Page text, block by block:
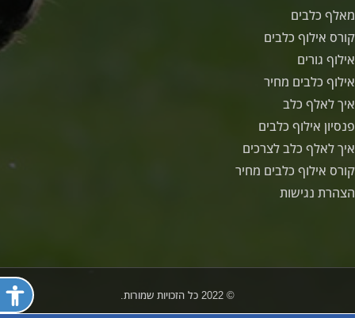
מאלף כלבים
קורס אילוף כלבים
אילוף גורים
אילוף כלבים מחיר
איך לאלף כלב
פנסיון אילוף כלבים
איך לאלף כלב לצרכים
קורס אילוף כלבים מחיר
הצהרת נגישות
© 2022 כל הזכויות שמורות. פתח